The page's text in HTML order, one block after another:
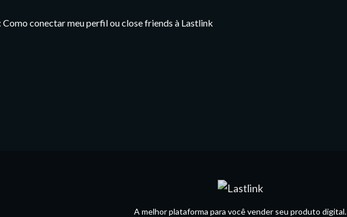
Como conectar meu perfil ou close friends à Lastlink
A melhor plataforma para você vender seu produto digital.